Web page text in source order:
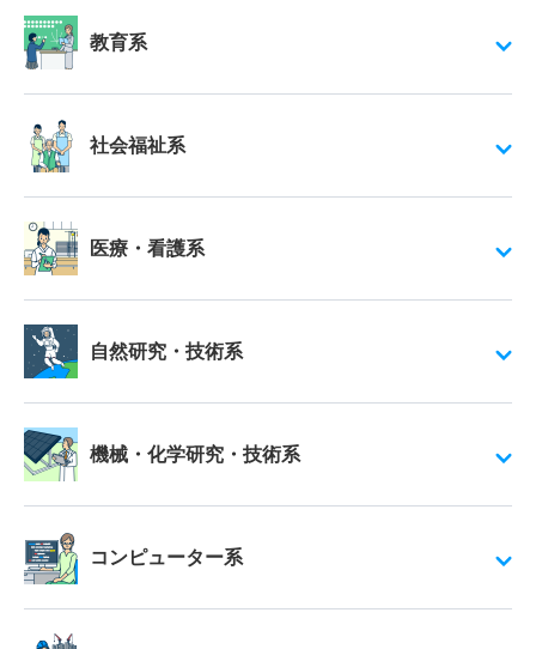
教育系
社会福祉系
医療・看護系
自然研究・技術系
機械・化学研究・技術系
コンピューター系